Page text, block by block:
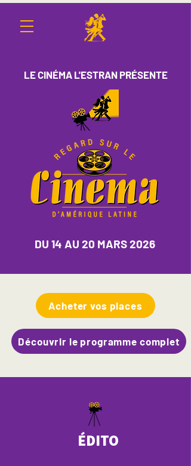
LE CINÉMA L'ESTRAN PRÉSENTE
DU 14 AU 20 MARS 2026
Acheter vos places
Découvrir le programme complet
ÉDITO